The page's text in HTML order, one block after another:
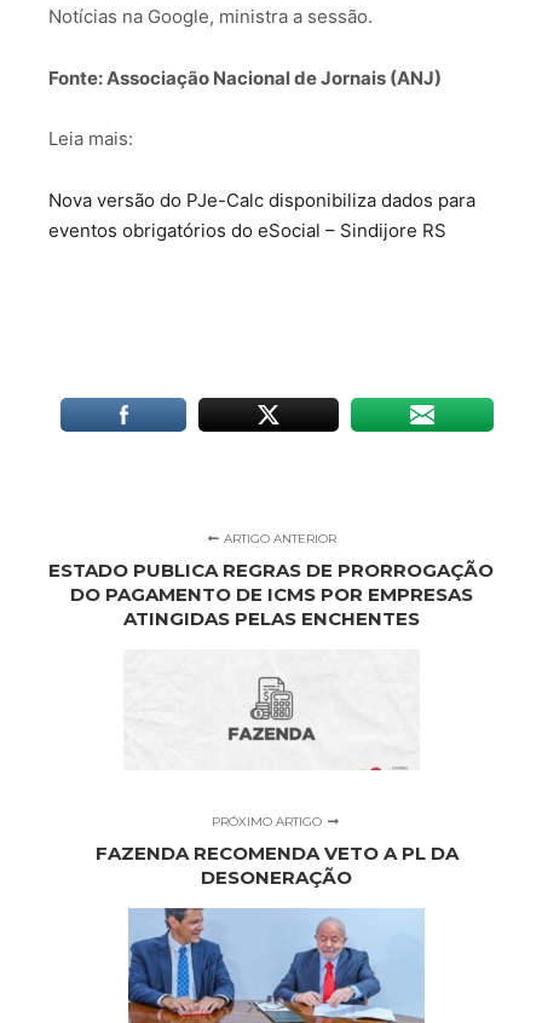
Notícias na Google, ministra a sessão.
Fonte: Associação Nacional de Jornais (ANJ)
Leia mais:
Nova versão do PJe-Calc disponibiliza dados para
eventos obrigatórios do eSocial – Sindijore RS
ARTIGO ANTERIOR
ESTADO PUBLICA REGRAS DE PRORROGAÇÃO
DO PAGAMENTO DE ICMS POR EMPRESAS
ATINGIDAS PELAS ENCHENTES
PRÓXIMO ARTIGO
FAZENDA RECOMENDA VETO A PL DA
DESONERAÇÃO